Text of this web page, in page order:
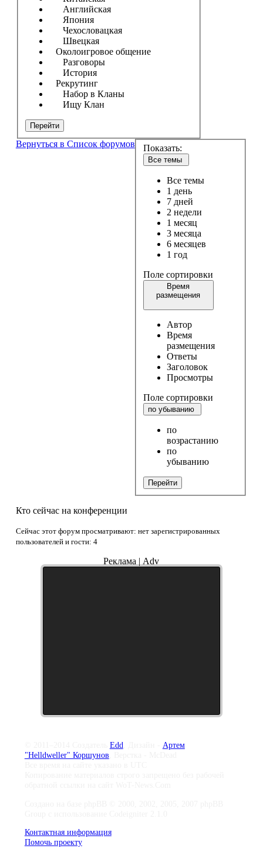
Английская
Япония
Чехословацкая
Швецкая
Околоигровое общение
Разговоры
История
Рекрутинг
Набор в Кланы
Ищу Клан
Перейти
Вернуться в Список форумов Показать:
Все темы
Все темы
1 день
7 дней
2 недели
1 месяц
3 месяца
6 месяцев
1 год
Поле сортировки
Время
размещения
Автор
Время
размещения
Ответы
Заголовок
Просмотры
Поле сортировки
по убыванию
по
возрастанию
по
убыванию
Перейти
Кто сейчас на конференции
Сейчас этот форум просматривают: нет зарегистрированных
пользователей и гости: 4
Реклама | Adv
Edd, Дизайн - Артем
"Helldweller" Коршунов
Контактная информация
Помочь проекту